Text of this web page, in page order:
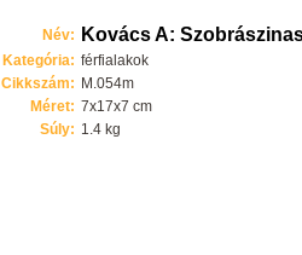
Név: Kovács A:
Kategória: férfialakok
Cikkszám: M.054m
Méret: 7x17x7 cm
Súly: 1.4 kg